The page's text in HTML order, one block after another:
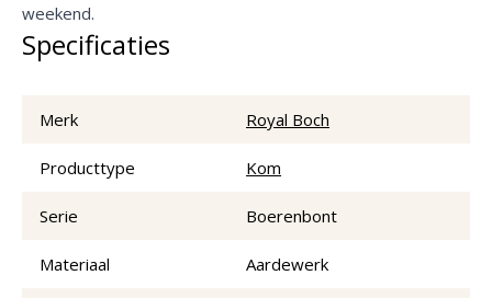
weekend.
Specificaties
Merk Royal Boch
Producttype Kom
Serie Boerenbont
Materiaal Aardewerk